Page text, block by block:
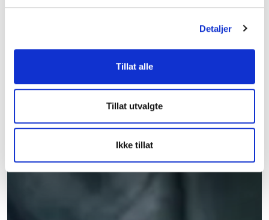
Detaljer
Tillat alle
Tillat utvalgte
Ikke tillat